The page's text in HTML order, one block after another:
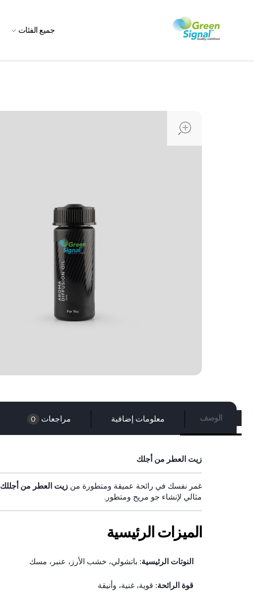
جميع الفئات
الوصف معلومات إضافية مراجعات 0
زيت العطر من أجلك
غمر نفسك في رائحة عميقة ومتطورة منزيت العطر من أجللك
مثالي لإنشاء جو مريح ومتطور.
الميزات الرئيسية
النوتات الرئيسية: باتشولي، خشب الأرز، عنبر، مسك
قوة الرائحة: قوية، غنية، وأنيقة